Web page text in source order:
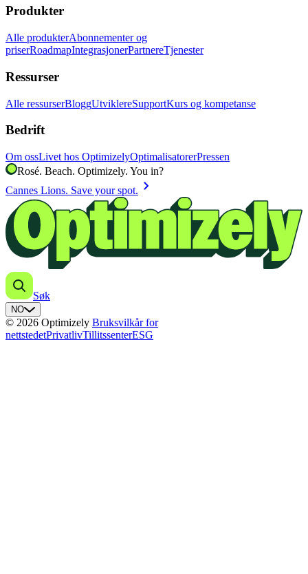
Produkter
Alle produkterAbonnementer og
priserRoadmapIntegrasjonerPartnereTjenester
Ressurser
Alle ressurserBloggUtviklereSupportKurs og kompetanse
Bedrift
Om ossLivet hos OptimizelyOptimalisatorerPressen
Rosé. Beach. Optimizely. You in?
Cannes Lions. Save your spot. chevron_right
Søk
NO
© 2026 Optimizely Bruksvilkår for
nettstedetPrivatlivTillitssenterESG